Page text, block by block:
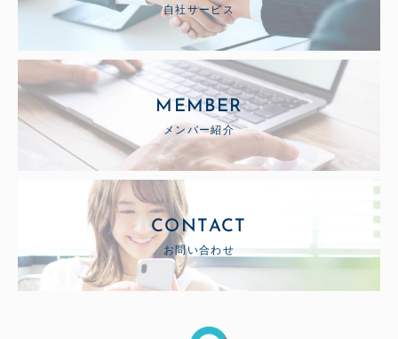
自社サービス
MEMBER
メンバー紹介
CONTACT
お問い合わせ